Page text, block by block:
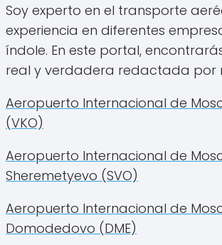
Soy experto en el transporte
experiencia en diferentes
índole. En este portal,
real y verdadera redactada por
Aeropuerto Internacional de
(VKO)
Aeropuerto Internacional de
Sheremetyevo (SVO)
Aeropuerto Internacional de
Domodedovo (DME)